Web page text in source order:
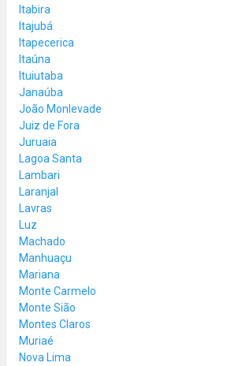
Itabira
Itajubá
Itapecerica
Itaúna
Ituiutaba
Janaúba
João Monlevade
Juiz de Fora
Juruaia
Lagoa Santa
Lambari
Laranjal
Lavras
Luz
Machado
Manhuaçu
Mariana
Monte Carmelo
Monte Sião
Montes Claros
Muriaé
Nova Lima